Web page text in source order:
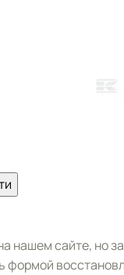
нашем сайте, но
формой